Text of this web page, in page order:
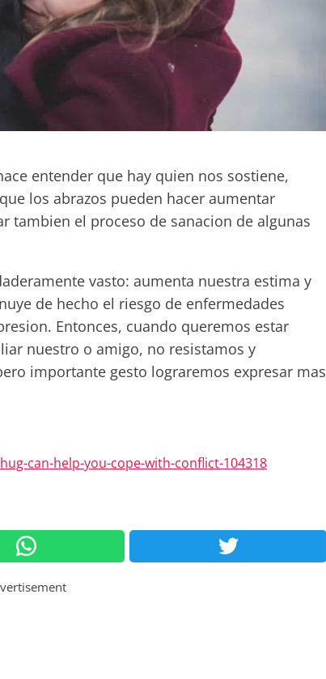
entender que hay quien nos sostiene,
los abrazos pueden hacer aumentar
tambien el proceso de sanacion de algunas
vasto: aumenta nuestra estima y
de hecho el riesgo de enfermedades
Entonces, cuando queremos estar
nuestro o amigo, no resistamos y
importante gesto lograremos expresar mas
can-help-you-cope-with-conflict-104318